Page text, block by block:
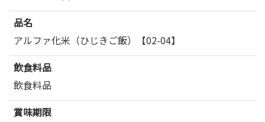
品名
アルファ化米（ひじきご飯）【02-04】
飲食料品
飲食料品
賞味期限